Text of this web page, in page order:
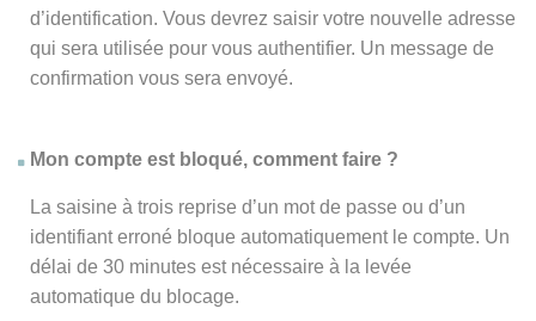
d’identification. Vous devrez saisir votre nouvelle adresse
qui sera utilisée pour vous authentifier. Un message de
confirmation vous sera envoyé.
Mon compte est bloqué, comment faire ?
La saisine à trois reprise d’un mot de passe ou d’un
identifiant erroné bloque automatiquement le compte. Un
délai de 30 minutes est nécessaire à la levée
automatique du blocage.